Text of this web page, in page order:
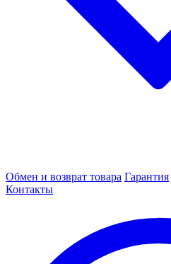
Обмен и возврат товара Гарантия
Контакты